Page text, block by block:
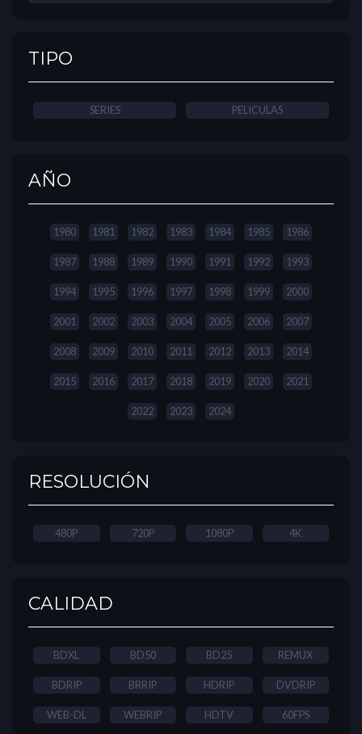
TIPO
SERIES PELICULAS
AÑO
1980 1981 1982 1983 1984 1985 1986
1987 1988 1989 1990 1991 1992 1993
1994 1995 1996 1997 1998 1999 2000
2001 2002 2003 2004 2005 2006 2007
2008 2009 2010 2011 2012 2013 2014
2015 2016 2017 2018 2019 2020 2021
2022 2023 2024
RESOLUCIÓN
480P 720P 1080P 4K
CALIDAD
BDXL BD50 BD25 REMUX
BDRIP BRRIP HDRIP DVDRIP
WEB-DL WEBRIP HDTV 60FPS